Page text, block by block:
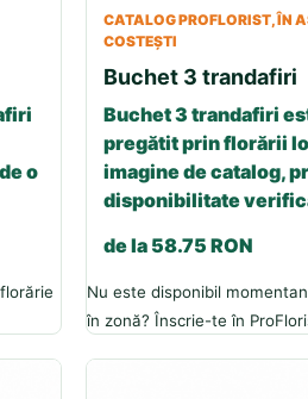
o
CATALOG PROFLORIST, ÎN
COSTEȘTI
Buchet 3 trandafiri
Buchet 3 trandafiri
pregătit prin florării
imagine de catalog,
disponibilitate
de la 58.75 RON
Nu este disponibil
în zonă? Înscrie-te în